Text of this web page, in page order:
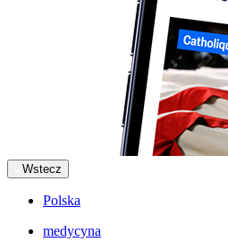
Wstecz
Polska
medycyna